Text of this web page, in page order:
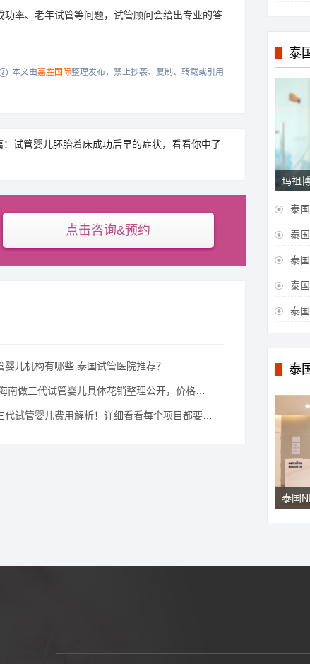
率、老年试管等问题，试管顾问会给出专业的答
本文由嘉胜国际整理发布，禁止抄袭、复制、转载或引用
：试管婴儿胚胎着床成功后早的症状，看看你中了
点击咨询&预约
婴儿机构有哪些 泰国试管医院推荐？
做三代试管婴儿具体花销整理公开，价格不贵直接冲！？
试管婴儿费用解析！详细看看每个项目都要花多少钱？
泰
玛祖
 泰国
 泰国第
 泰
 泰
 泰
泰
泰国